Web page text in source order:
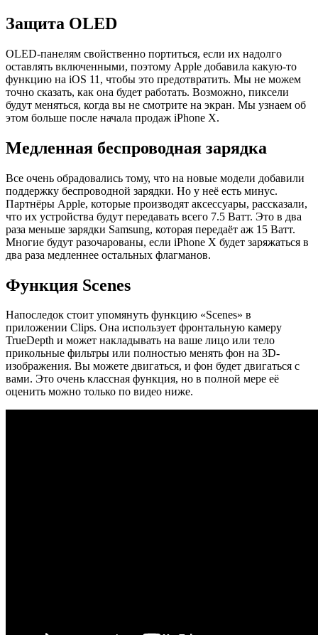
Защита OLED
OLED-панелям свойственно портиться, если их надолго
оставлять включенными, поэтому Apple добавила какую-то
функцию на iOS 11, чтобы это предотвратить. Мы не можем
точно сказать, как она будет работать. Возможно, пиксели
будут меняться, когда вы не смотрите на экран. Мы узнаем об
этом больше после начала продаж iPhone X.
Медленная беспроводная зарядка
Все очень обрадовались тому, что на новые модели добавили
поддержку беспроводной зарядки. Но у неё есть минус.
Партнёры Apple, которые производят аксессуары, рассказали,
что их устройства будут передавать всего 7.5 Ватт. Это в два
раза меньше зарядки Samsung, которая передаёт аж 15 Ватт.
Многие будут разочарованы, если iPhone X будет заряжаться в
два раза медленнее остальных флагманов.
Функция Scenes
Напоследок стоит упомянуть функцию «Scenes» в
приложении Clips. Она использует фронтальную камеру
TrueDepth и может накладывать на ваше лицо или тело
прикольные фильтры или полностью менять фон на 3D-
изображения. Вы можете двигаться, и фон будет двигаться с
вами. Это очень классная функция, но в полной мере её
оценить можно только по видео ниже.